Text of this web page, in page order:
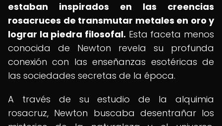
estaban inspirados en las creencias
rosacruces de transmutar metales en oro y
lograr la piedra filosofal. Esta faceta menos
conocida de Newton revela su profunda
conexión con las enseñanzas esotéricas de
las sociedades secretas de la época.
A través de su estudio de la alquimia
rosacruz, Newton buscaba desentrañar los